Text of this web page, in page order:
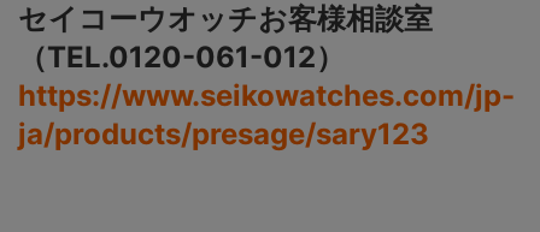
セイコーウオッチお客様相談室
（TEL.0120-061-012）
https://www.seikowatches.com/jp-
ja/products/presage/sary123